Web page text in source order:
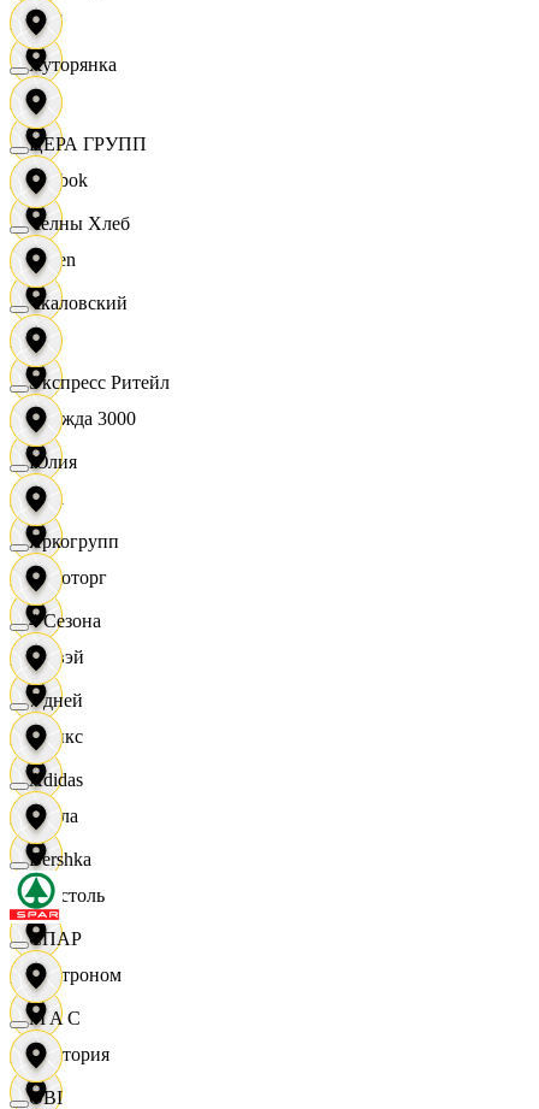
OBI
RE
Reebok
Seven
XC
Одежда 3000
Zara
Агроторг
Амвэй
Аникс
Билла
Бристоль
Быстроном
Виктория
Хуторянка
ЦЕРА ГРУПП
Челны Хлеб
Чкаловский
Экспресс Ритейл
Юлия
Яркогрупп
4 Сезона
7 дней
Adidas
Bershka
СПАР
M A C
OBI